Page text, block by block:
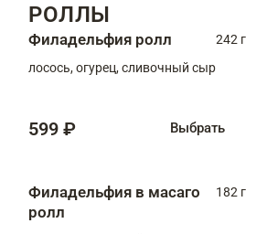
РОЛЛЫ
Филадельфия ролл
242 г
лосось, огурец, сливочный сыр
599 ₽ Выбрать
Филадельфия в масаго
ролл
182 г